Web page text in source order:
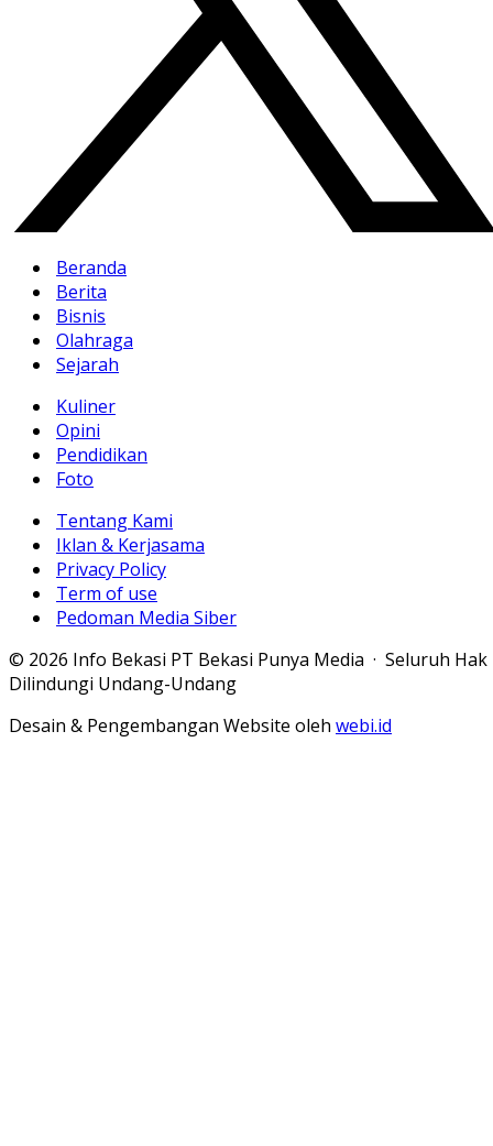
Beranda
Berita
Bisnis
Olahraga
Sejarah
Kuliner
Opini
Pendidikan
Foto
Tentang Kami
Iklan & Kerjasama
Privacy Policy
Term of use
Pedoman Media Siber
© 2026 Info Bekasi PT Bekasi Punya Media · Seluruh Hak
Dilindungi Undang-Undang
Desain & Pengembangan Website oleh webi.id